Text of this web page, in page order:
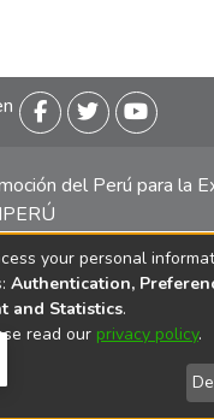
del Perú para la
(511) 616 7300 / 616
Mincetur, Pisos 13 y 14,
your personal
Authentication,
and Statistics.
read our privacy policy.